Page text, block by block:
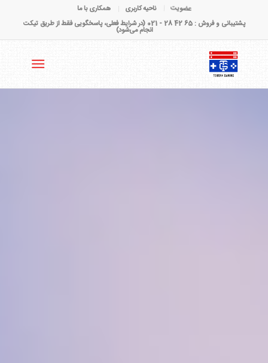
عضویت ناحیه کاربری
همکاری با ما
پشتیبانی و فروش : 65 42 28 - 021 (در شرایط فعلی، پاسخگویی فقط از طریق تیکت
انجام می‌شود)